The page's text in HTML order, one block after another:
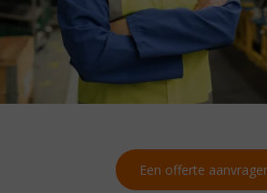
Een offerte